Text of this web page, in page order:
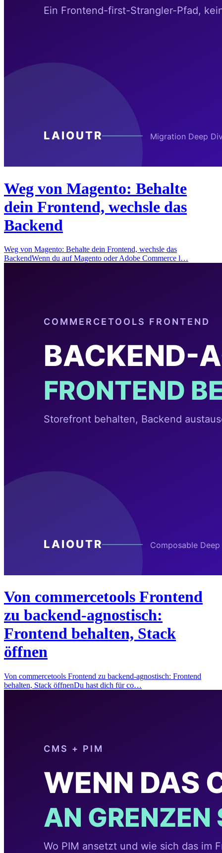
Weg von Magento: Behalte
dein Frontend, wechsle das
Backend
Weg von Magento: Behalte dein Frontend, wechsle das
BackendWenn du auf Magento oder Adobe Commerce l…
Von commercetools Frontend
zu backend-agnostisch:
Frontend behalten, Stack
öffnen
Von commercetools Frontend zu backend-agnostisch: Frontend
behalten, Stack öffnenDu hast dich für co…